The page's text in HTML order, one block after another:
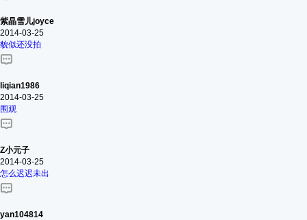
紫晶雪儿joyce
2014-03-25
貌似还没拍
liqian1986
2014-03-25
围观
Z小元子
2014-03-25
怎么迟迟未出
yan104814